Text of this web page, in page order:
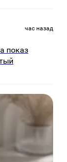
час назад
показ